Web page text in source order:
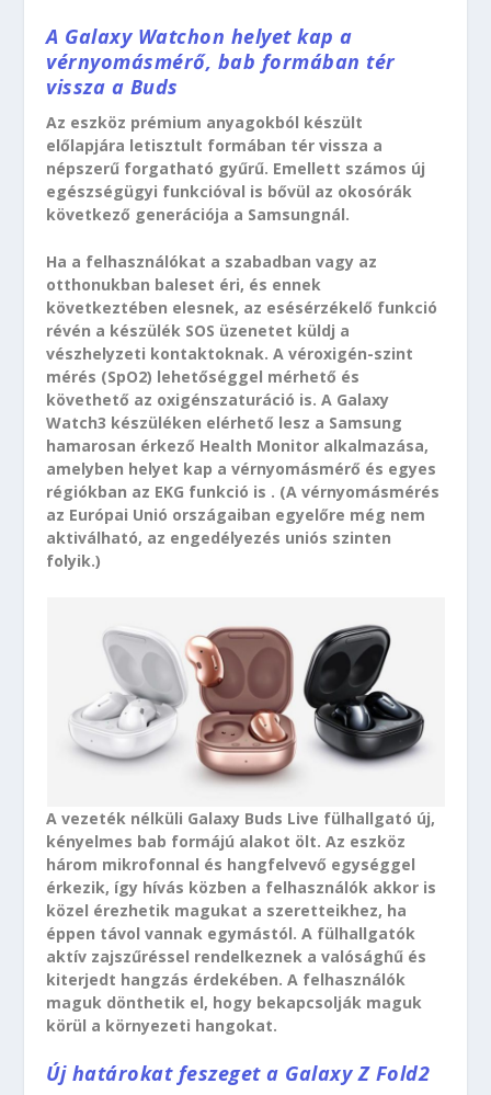
A Galaxy Watchon helyet kap a
vérnyomásmérő, bab formában tér
vissza a Buds
Az eszköz prémium anyagokból készült
előlapjára letisztult formában tér vissza a
népszerű forgatható gyűrű. Emellett számos új
egészségügyi funkcióval is bővül az okosórák
következő generációja a Samsungnál.
Ha a felhasználókat a szabadban vagy az
otthonukban baleset éri, és ennek
következtében elesnek, az esésérzékelő funkció
révén a készülék SOS üzenetet küldj a
vészhelyzeti kontaktoknak. A véroxigén-szint
mérés (SpO2) lehetőséggel mérhető és
követhető az oxigénszaturáció is. A Galaxy
Watch3 készüléken elérhető lesz a Samsung
hamarosan érkező Health Monitor alkalmazása,
amelyben helyet kap a vérnyomásmérő és egyes
régiókban az EKG funkció is . (A vérnyomásmérés
az Európai Unió országaiban egyelőre még nem
aktiválható, az engedélyezés uniós szinten
folyik.)
A vezeték nélküli Galaxy Buds Live fülhallgató új,
kényelmes bab formájú alakot ölt. Az eszköz
három mikrofonnal és hangfelvevő egységgel
érkezik, így hívás közben a felhasználók akkor is
közel érezhetik magukat a szeretteikhez, ha
éppen távol vannak egymástól. A fülhallgatók
aktív zajszűréssel rendelkeznek a valósághű és
kiterjedt hangzás érdekében. A felhasználók
maguk dönthetik el, hogy bekapcsolják maguk
körül a környezeti hangokat.
Új határokat feszeget a Galaxy Z Fold2